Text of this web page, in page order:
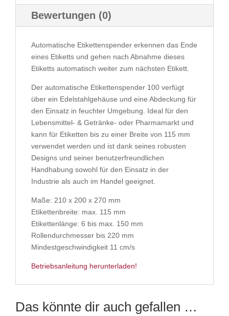
Bewertungen (0)
Automatische Etikettenspender erkennen das Ende
eines Etiketts und gehen nach Abnahme dieses
Etiketts automatisch weiter zum nächsten Etikett.
Der automatische Etikettenspender 100 verfügt
über ein Edelstahlgehäuse und eine Abdeckung für
den Einsatz in feuchter Umgebung. Ideal für den
Lebensmittel- & Getränke- oder Pharmamarkt und
kann für Etiketten bis zu einer Breite von 115 mm
verwendet werden und ist dank seines robusten
Designs und seiner benutzerfreundlichen
Handhabung sowohl für den Einsatz in der
Industrie als auch im Handel geeignet.
Maße: 210 x 200 x 270 mm
Etikettenbreite: max. 115 mm
Etikettenlänge: 6 bis max. 150 mm
Rollendurchmesser bis 220 mm
Mindestgeschwindigkeit 11 cm/s
Betriebsanleitung herunterladen!
Das könnte dir auch gefallen …